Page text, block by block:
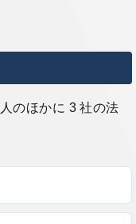
のほかに 3 社の法